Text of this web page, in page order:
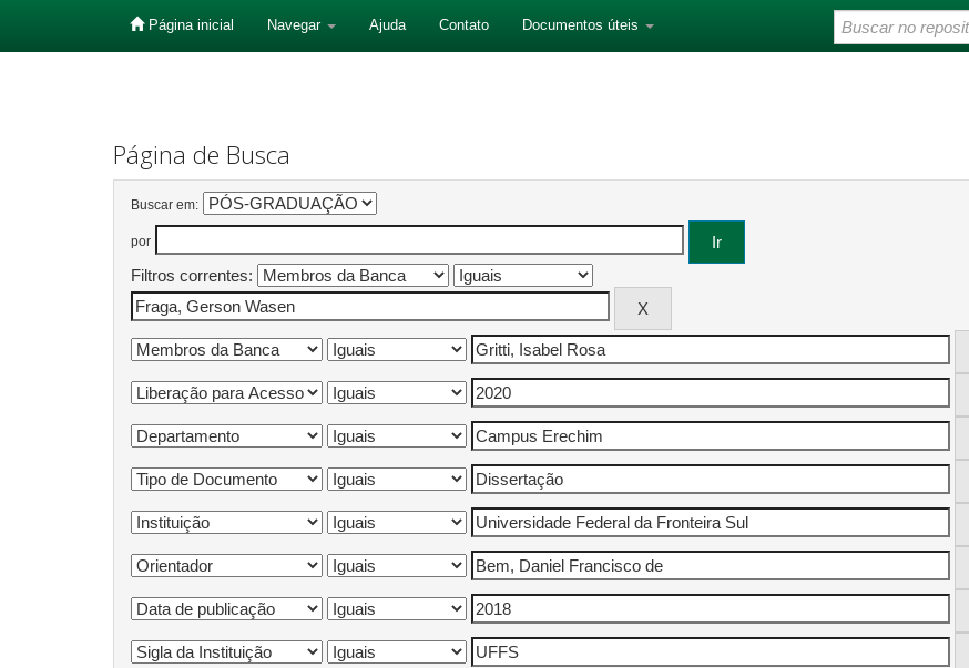
Página inicial Navegar Ajuda Contato Documentos úteis
Página de Busca
Buscar em:
por
Filtros correntes: